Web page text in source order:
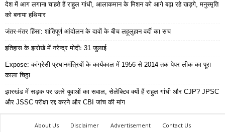
देश में आग लगाना चाहते हैं राहुल गांधी, आलाकमान के मिशन को आगे बढ़ा रहे खड़गे, मनुस्मृति
को बनाया हथियार
जंतर-मंतर हिंसा: शांतिपूर्ण आंदोलन के दावों के बीच लहूलुहान वर्दी का सच
इतिहास के झरोखे में नरेन्द्र मोदीः 31 जुलाई
Expose: कांग्रेसी प्रधानमंत्रियों के कार्यकाल में 1956 से 2014 तक पेपर लीक का पूरा
काला चिठ्ठा
झारखंड में सड़क पर उतरे युवाओं का सवाल, सेलेक्टिव क्यों हैं राहुल गांधी और CJP? JPSC
और JSSC परीक्षा रद्द करने और CBI जांच की मांग
About Us Disclaimer Advertisement Contact Us